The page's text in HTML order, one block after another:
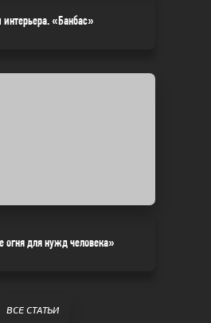
интерьера. «Банбас»
огня для нужд человека»
ВСЕ СТАТЬИ